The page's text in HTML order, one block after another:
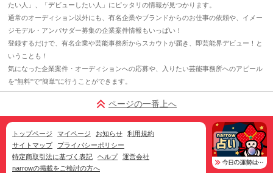
たい人」、「デビューしたい人」にピッタリの情報が見つかります。
通常のオーディション以外にも、有名企業やブランドからのお仕事の依頼や、イメー
ジモデル・アンバサダー募集の企業案件情報もいっぱい！
登録するだけで、有名企業や芸能事務所からスカウトが届き、即芸能界デビュー！と
いうことも！
気になった企業案件・オーディションへの応募や、入りたい芸能事務所へのアピール
を"無料"で"簡単"に行うことができます。
ページの一番上へ
トップページ マイページ お知らせ
利用規約
サイトマップ
プライバシーポリシー
特定商取引法に基づく表記
ヘルプ
運営会社
narrowの掲載をご検討の方へ